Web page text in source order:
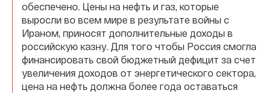
обеспечено. Цены на нефть и газ, которые
выросли во всем мире в результате войны с
Ираном, приносят дополнительные доходы в
российскую казну. Для того чтобы Россия смогла
финансировать свой бюджетный дефицит за счет
увеличения доходов от энергетического сектора,
цена на нефть должна более года оставаться